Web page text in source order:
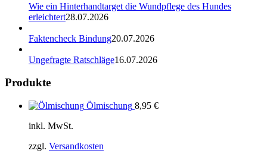
Wie ein Hinterhandtarget die Wundpflege des Hundes
erleichtert28.07.2026
Faktencheck Bindung20.07.2026
Ungefragte Ratschläge16.07.2026
Produkte
Ölmischung 8,95 €
inkl. MwSt.
zzgl. Versandkosten